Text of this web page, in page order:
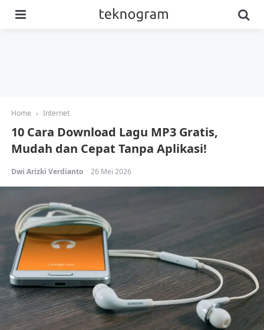
Home › Internet
10 Cara Download Lagu MP3 Gratis,
Mudah dan Cepat Tanpa Aplikasi!
Posted
Dwi Arizki Verdianto 26 Mei 2026